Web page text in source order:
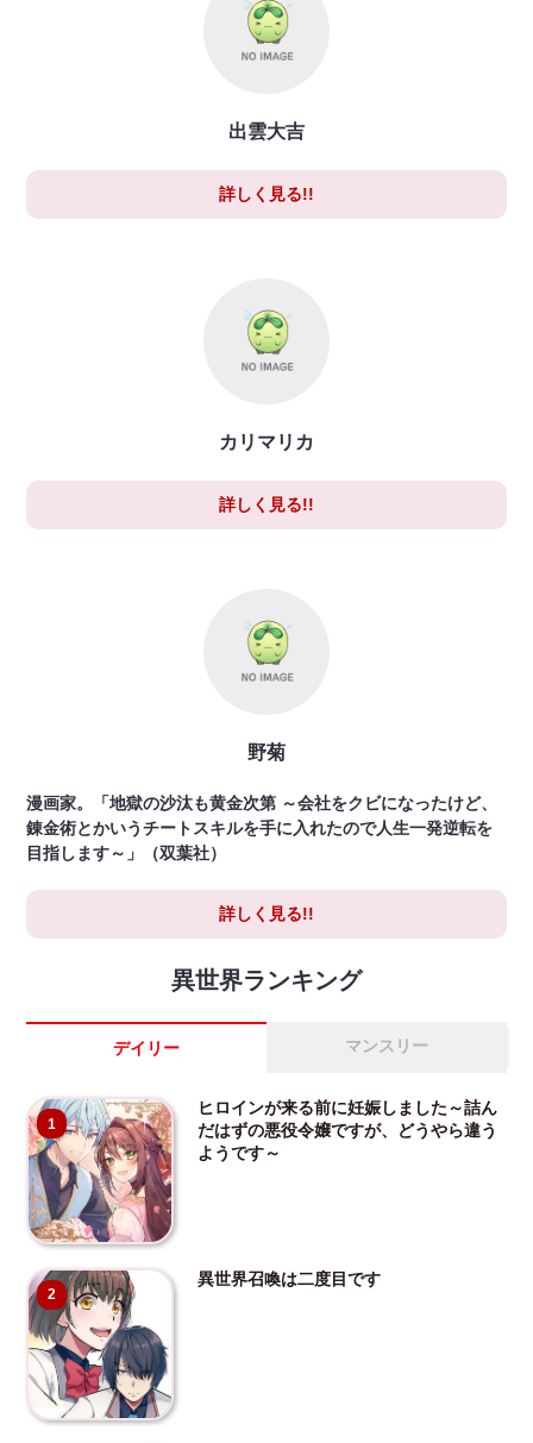
出雲大吉
詳しく見る!!
カリマリカ
詳しく見る!!
野菊
漫画家。「地獄の沙汰も黄金次第 ～会社をクビになったけど、
錬金術とかいうチートスキルを手に入れたので人生一発逆転を
目指します～」（双葉社）
詳しく見る!!
異世界ランキング
デイリー マンスリー
1
ヒロインが来る前に妊娠しました～詰ん
だはずの悪役令嬢ですが、どうやら違う
ようです～
2
異世界召喚は二度目です